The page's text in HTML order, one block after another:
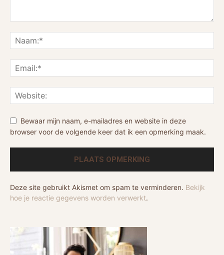
Bewaar mijn naam, e-mailadres en website in deze
browser voor de volgende keer dat ik een opmerking maak.
Deze site gebruikt Akismet om spam te verminderen. Bekijk
hoe je reactie gegevens worden verwerkt.